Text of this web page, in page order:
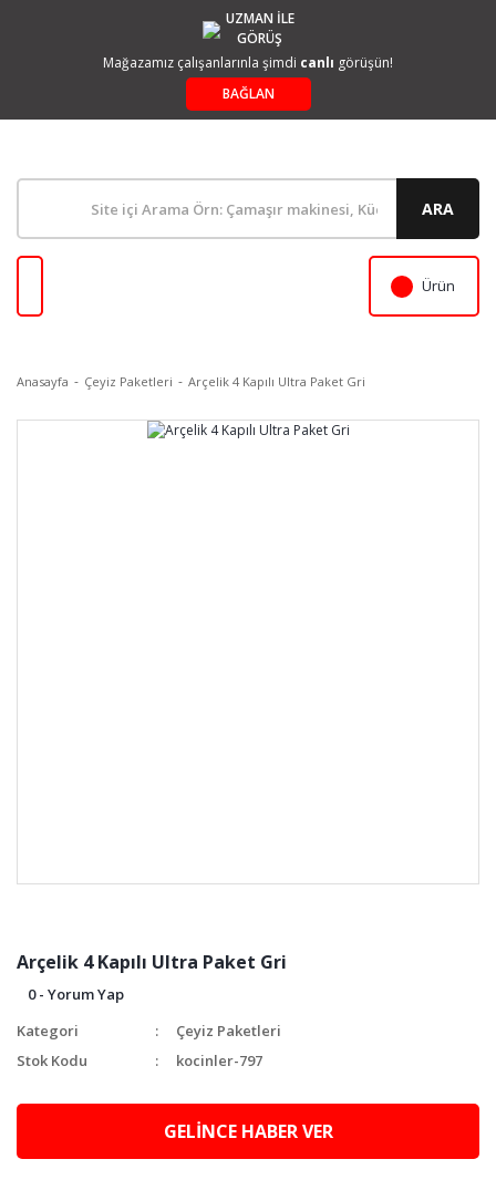
UZMAN İLE
GÖRÜŞ
Mağazamız çalışanlarınla şimdi canlı görüşün!
BAĞLAN
ARA
Ürün
Anasayfa Çeyiz Paketleri Arçelik 4 Kapılı Ultra Paket Gri
Arçelik 4 Kapılı Ultra Paket Gri
0 - Yorum Yap
Kategori
Çeyiz Paketleri
Stok Kodu
kocinler-797
GELİNCE HABER VER